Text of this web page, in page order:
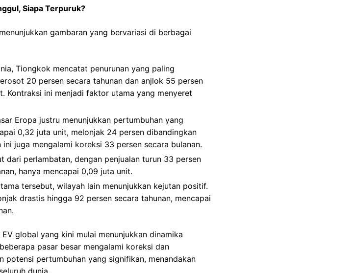
Siapa Terpuruk?
gambaran yang bervariasi di berbagai
Tiongkok mencatat penurunan yang paling
20 persen secara tahunan dan anjlok 55 persen
Kontraksi ini menjadi faktor utama yang menyeret
Eropa justru menunjukkan pertumbuhan yang
0,32 juta unit, melonjak 24 persen dibandingkan
juga mengalami koreksi 33 persen secara bulanan.
dari perlambatan, dengan penjualan turun 33 persen
hanya mencapai 0,09 juta unit.
tersebut, wilayah lain menunjukkan kejutan positif.
drastis hingga 92 persen secara tahunan, mencapai
global yang kini mulai menunjukkan dinamika
pasar besar mengalami koreksi dan
potensi pertumbuhan yang signifikan, menandakan
dunia.